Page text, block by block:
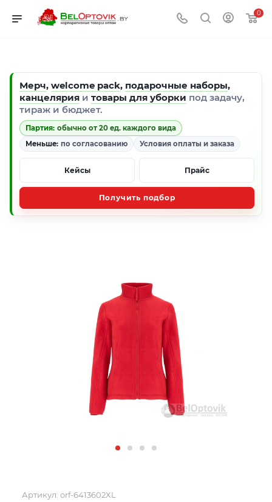
0
Мерч, welcome pack, подарочные наборы,
канцелярия и товары для уборки под задачу,
тираж и бюджет.
Партия: обычно от 20 ед. каждого вида
Меньше: по согласованию Условия оплаты и заказа
Кейсы Прайс
Получить подбор
Артикул: orf-6413602XL